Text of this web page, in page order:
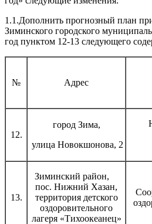
1.1.Дополнить прогнозный план
Зиминского городского
год пунктом 12-13 следующего
№ Адрес
12.
город Зима,
улица Новокшонова, 2
13.
Зиминский район,
пос. Нижний Хазан,
территория детского
оздоровительного
лагеря «Тихоокеанец»